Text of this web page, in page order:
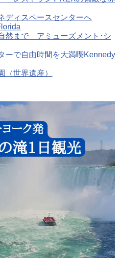
ディスペースセンターへ
然まで アミューズメント･シ
ーで自由時間を大満喫Kennedy
（世界遺産）